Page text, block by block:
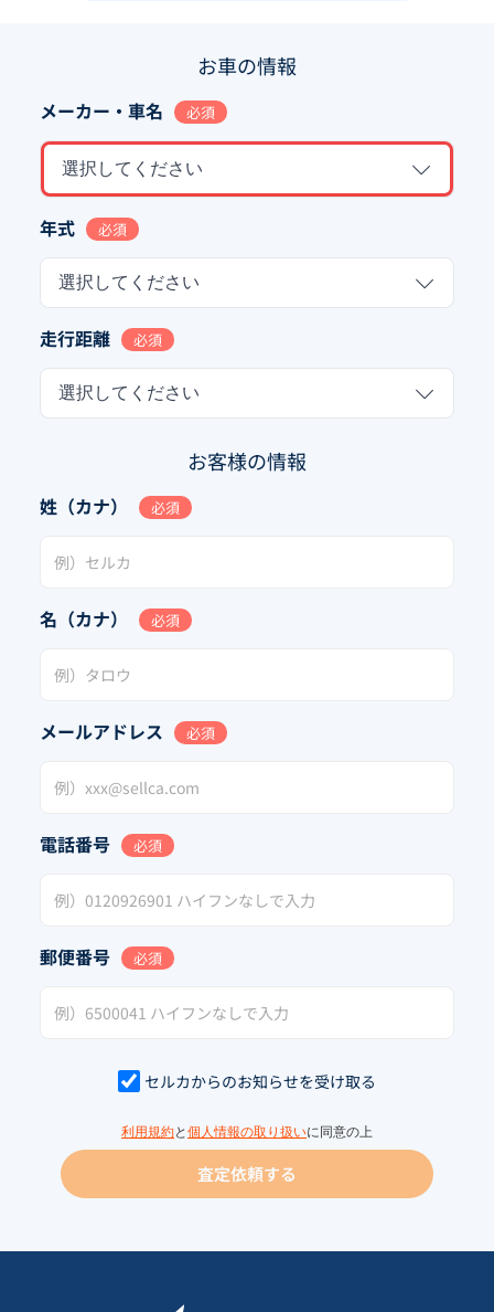
お車の情報
メーカー・車名 必須
選択してください
年式 必須
選択してください
走行距離 必須
選択してください
お客様の情報
姓（カナ） 必須
名（カナ） 必須
メールアドレス 必須
電話番号 必須
郵便番号 必須
セルカからのお知らせを受け取る
利用規約と 個人情報の取り扱いに同意の上
査定依頼する